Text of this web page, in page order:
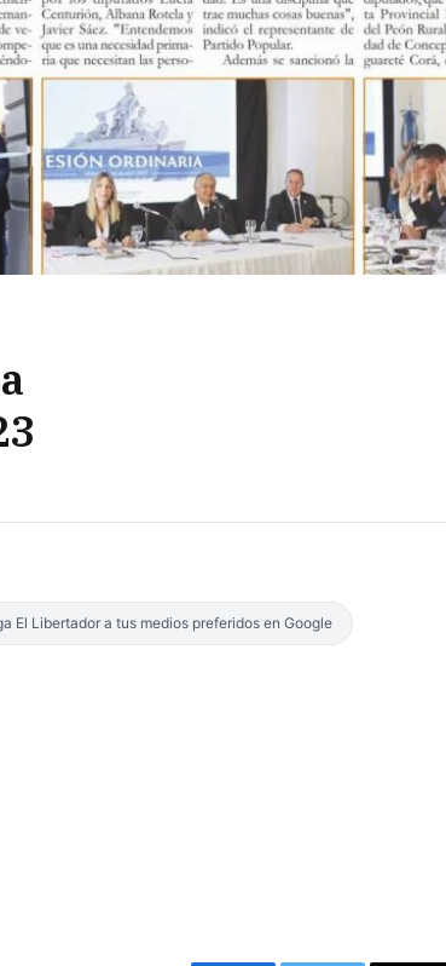
El Libertador a tus medios preferidos en Google